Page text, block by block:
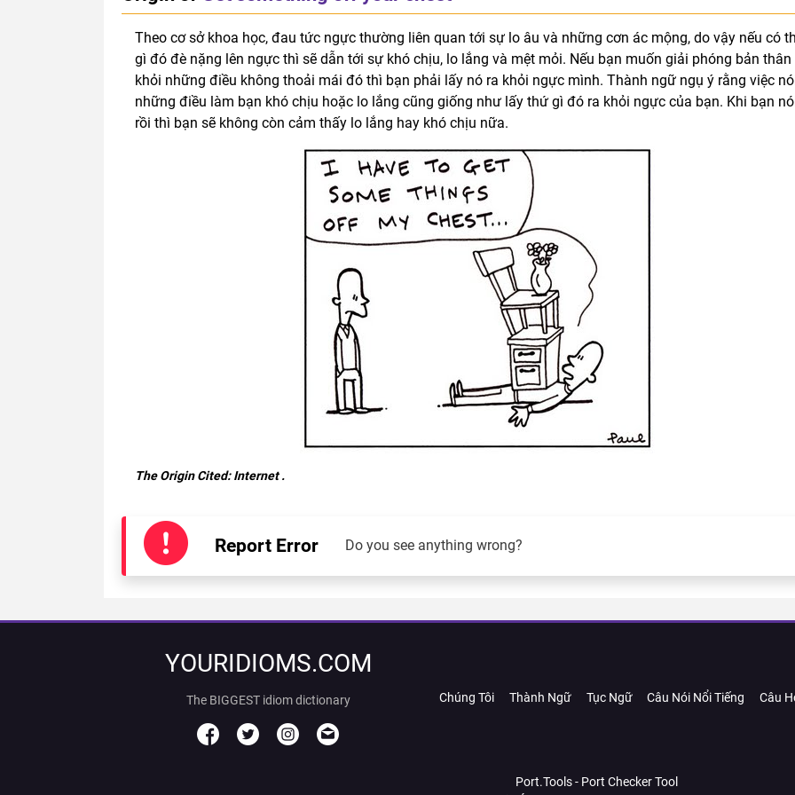
Theo cơ sở khoa học, đau tức ngực thường liên quan tới sự lo âu và những cơn ác mộng, do vậy nếu có
gì đó đè nặng lên ngực thì sẽ dẫn tới sự khó chịu, lo lắng và mệt mỏi. Nếu bạn muốn giải phóng bản thân
khỏi những điều không thoải mái đó thì bạn phải lấy nó ra khỏi ngực mình. Thành ngữ ngụ ý rằng việc
những điều làm bạn khó chịu hoặc lo lắng cũng giống như lấy thứ gì đó ra khỏi ngực của bạn. Khi bạn
rồi thì bạn sẽ không còn cảm thấy lo lắng hay khó chịu nữa.
The Origin Cited:Internet.
Report Error Do you see anything wrong?
YOURIDIOMS.COM
The BIGGEST idiom dictionary Chúng Tôi Thành Ngữ Tục Ngữ Câu Nói Nổi Tiếng Câu
Port.Tools - Port Checker Tool